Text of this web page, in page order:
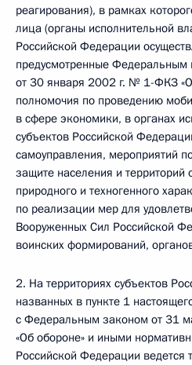
реагирования), в рамках
лица (органы исполнительной
Российской Федерации
предусмотренные Федеральным
от 30 января 2002 г. № 1-ФКЗ
полномочия по проведению
в сфере экономики, в органах
субъектов Российской
самоуправления, мероприятий
защите населения и территорий
природного и техногенного
по реализации мер для
Вооруженных Сил Российской
воинских формирований,
2. На территориях субъектов
названных в пункте 1
с Федеральным законом от 31
«Об обороне» и иными
Российской Федерации ведется